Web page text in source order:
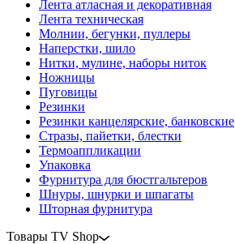
Лента атласная и декоративная
Лента техническая
Молнии, бегунки, пуллеры
Наперстки, шило
Нитки, мулине, наборы ниток
Ножницы
Пуговицы
Резинки
Резинки канцелярские, банковские
Стразы, пайетки, блестки
Термоаппликации
Упаковка
Фурнитура для бюстгальтеров
Шнуры, шнурки и шпагаты
Шторная фурнитура
Товары TV Shop